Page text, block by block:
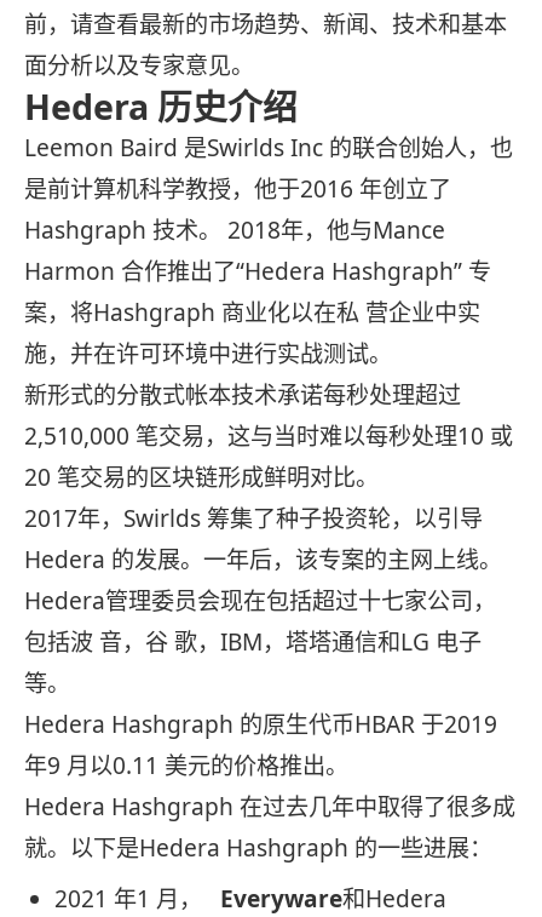
前，请查看最新的市场趋势、新闻、技术和基本
面分析以及专家意见。
Hedera 历史介绍
Leemon Baird 是Swirlds Inc 的联合创始人，也
是前计算机科学教授，他于2016 年创立了
Hashgraph 技术。 2018年，他与Mance
Harmon 合作推出了“Hedera Hashgraph” 专
案，将Hashgraph 商业化以在私 营企业中实
施，并在许可环境中进行实战测试。
新形式的分散式帐本技术承诺每秒处理超过
2,510,000 笔交易，这与当时难以每秒处理10 或
20 笔交易的区块链形成鲜明对比。
2017年，Swirlds 筹集了种子投资轮，以引导
Hedera 的发展。一年后，该专案的主网上线。
Hedera管理委员会现在包括超过十七家公司，
包括波 音，谷 歌，IBM，塔塔通信和LG 电子
等。
Hedera Hashgraph 的原生代币HBAR 于2019
年9 月以0.11 美元的价格推出。
Hedera Hashgraph 在过去几年中取得了很多成
就。以下是Hedera Hashgraph 的一些进展：
2021 年1 月， Everyware和Hedera